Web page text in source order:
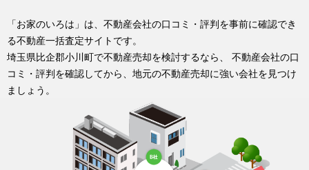
「お家のいろは」は、不動産会社の口コミ・評判を事前に確認でき
る不動産一括査定サイトです。
埼玉県比企郡小川町で不動産売却を検討するなら、 不動産会社の口
コミ・評判を確認してから、地元の不動産売却に強い会社を見つけ
ましょう。